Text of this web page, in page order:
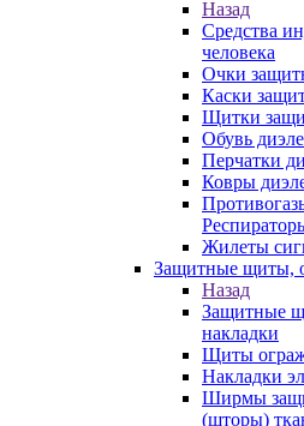
Назад
Средства
человека
Очки
Каски
Щитки
Обувь
Перчатки
Ковры
Жилеты
Защитные щиты,
Назад
Защитные
накладки
Щиты
Накладки
Ширмы
(шторы)